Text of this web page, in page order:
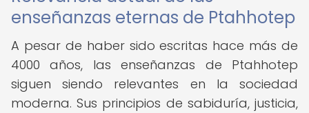
enseñanzas eternas de Ptahhotep
A pesar de haber sido escritas hace más de
4000 años, las enseñanzas de Ptahhotep
siguen siendo relevantes en la sociedad
moderna. Sus principios de sabiduría, justicia,